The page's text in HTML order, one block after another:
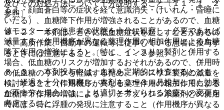
るえ・顔面蒼白等の症状を経て意識消失・けいれん・昏睡に
いたる）、血糖降下作用が増強されることがあるので、血糖
値モニターその他患者の状態を十分に観察し、必要であれば
減量する（作用機序が異なる薬理作用の相加作用による血糖
降下作用の増強による）。特に、インスリン製剤と併用する
場合、低血糖のリスクが増加するおそれがあるので、併用時
の低血糖のリスクを軽減するため、インスリン製剤の減量を
検討すること（作用機序が異なる薬理作用の相加作用による
血糖降下作用の増強による）。チアゾリジン系薬剤との併用
時には、特に浮腫の発現に注意すること（作用機序が異なる
及びその対処方法について十分説明すること〔１１．１．２
参照〕。
８．２． 本剤は、ときに低血糖症状を起こすことがあるの
で、高所作業、自動車の運転等に従事している患者に投与す
るときには注意すること〔１１．１．２参照〕。
８．３． 本剤投与中は、血糖を定期的に検査するととも
に、経過を十分に観察し、本剤を２〜３ヵ月投与しても効果
が不十分な場合には、より適切と考えられる治療への変更を
考慮すること。